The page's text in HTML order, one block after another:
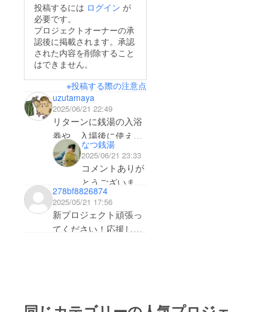
投稿するには ログイン が
必要です。
プロジェクトオーナーの承
認後に掲載されます。承認
された内容を削除すること
はできません。
※投稿する際の注意点
uzutamaya
2025/06/21 22:49
リターンに銭湯の入浴
券や、入場後に使える
飲み物券とか銭湯に行
くリターンを入れてほ
しかったです。マラソ
ン大会を開催して、そ
の後銭湯とか。
なつ銭湯
2025/06/21 23:33
コメントありが
とうございま
す！
銭湯を楽しめる
ようなリターン
278bf8826874
2025/05/21 17:56
新プロジェクト頑張っ
てください！応援して